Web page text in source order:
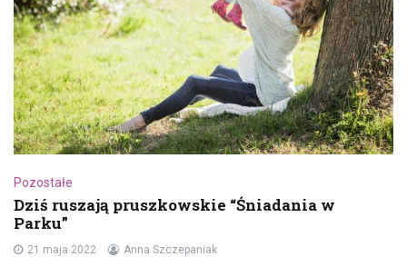
Pozostałe
Dziś ruszają pruszkowskie “Śniadania w
Parku”
21 maja 2022 Anna Szczepaniak